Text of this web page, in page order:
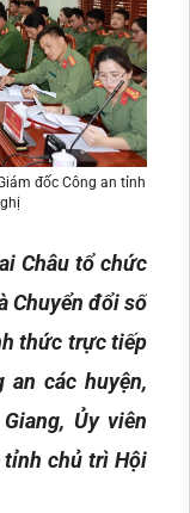
đốc Công an tỉnh
Châu tổ chức
Chuyển đổi số
thức trực tiếp
các huyện,
Ủy viên
tỉnh chủ trì Hội